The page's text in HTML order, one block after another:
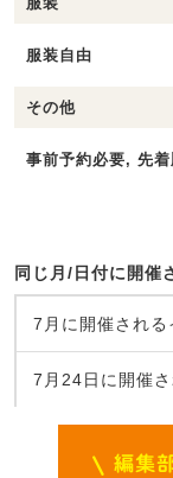
服装自由
その他
事前予約必要, 先
同じ月/日付に開催
7月に開催される
7月24日に開催